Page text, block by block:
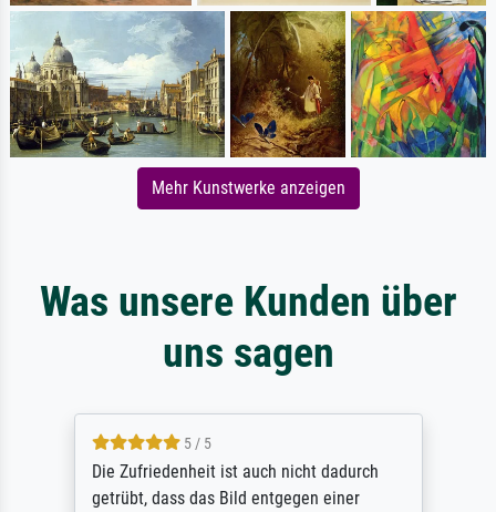
Mehr Kunstwerke anzeigen
Was unsere Kunden über
uns sagen
5 / 5
Die Zufriedenheit ist auch nicht dadurch
getrübt, dass das Bild entgegen einer